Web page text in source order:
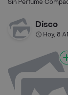
Sin Perfume
Disco
Hoy, 8